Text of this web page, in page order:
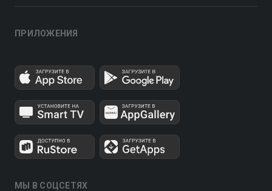
ПРИЛОЖЕНИЯ
МЫ В СОЦСЕТЯХ